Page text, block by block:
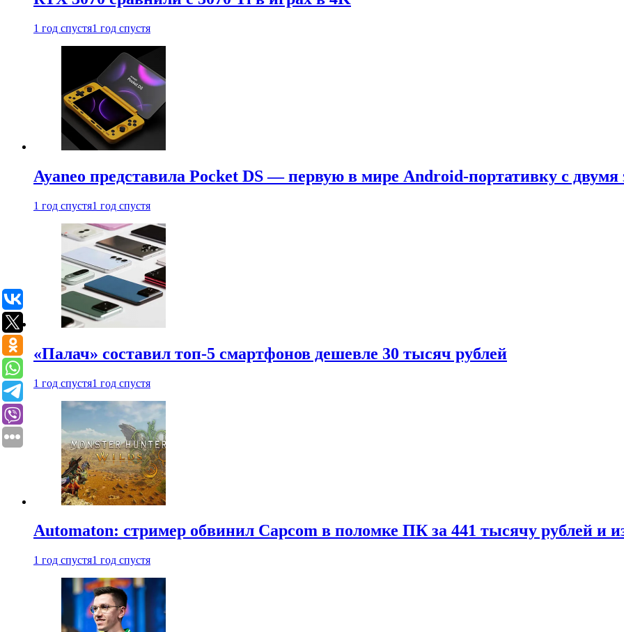
1 год спустя1 год спустя
Ayaneo представила Pocket DS — первую в мире Android-портативку с двумя
1 год спустя1 год спустя
«Палач» составил топ-5 смартфонов дешевле 30 тысяч рублей
1 год спустя1 год спустя
Automaton: стример обвинил Capcom в поломке ПК за 441 тысячу рублей и
1 год спустя1 год спустя